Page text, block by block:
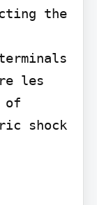
the
les
of
shock